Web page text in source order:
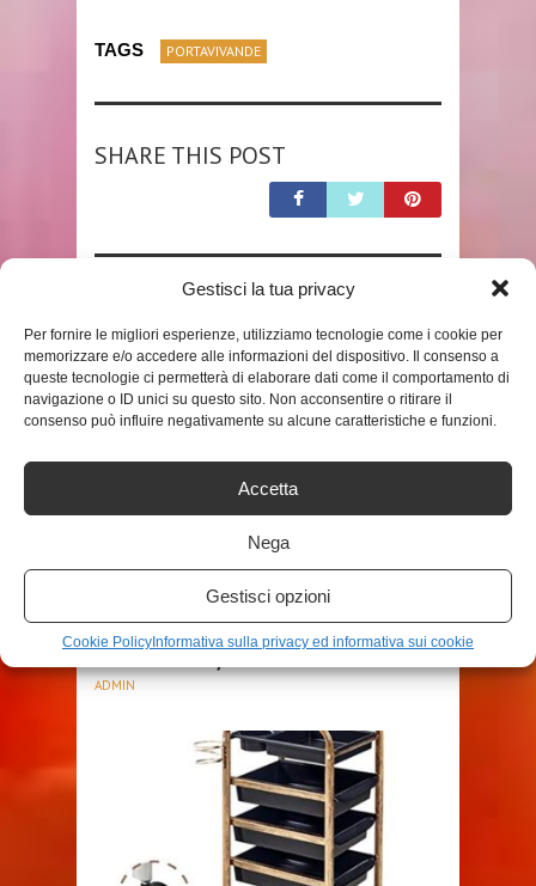
Gestisci la tua privacy
Per fornire le migliori esperienze, utilizziamo tecnologie come i cookie per
memorizzare e/o accedere alle informazioni del dispositivo. Il consenso a
queste tecnologie ci permetterà di elaborare dati come il comportamento di
navigazione o ID unici su questo sito. Non acconsentire o ritirare il
consenso può influire negativamente su alcune caratteristiche e funzioni.
Accetta
Nega
Gestisci opzioni
Cookie Policy Informativa sulla privacy ed informativa sui cookie
TAGS PORTAVIVANDE
SHARE THIS POST
CHENGLEI- 3 STRATI PASSEGGINO
RACK, MATERIALE PE SENZA
ADMIN